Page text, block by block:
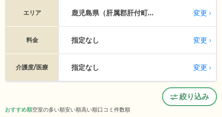
エリア 鹿児島県（肝属郡肝付町... 変更
料金 指定なし 変更
介護度/医療 指定なし 変更
絞り込み
おすすめ順空室の多い順安い順高い順口コミ件数順